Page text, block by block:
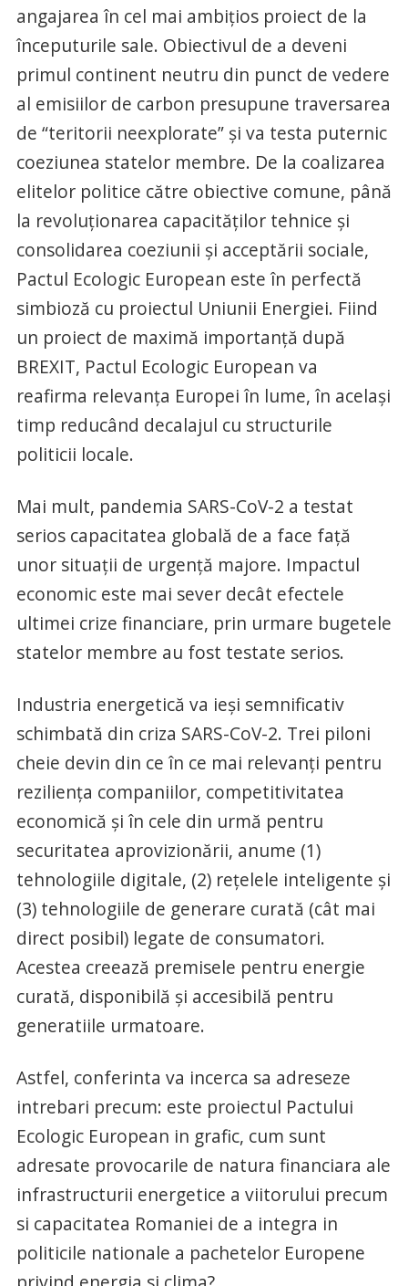
angajarea în cel mai ambițios proiect de la
începuturile sale. Obiectivul de a deveni
primul continent neutru din punct de vedere
al emisiilor de carbon presupune traversarea
de “teritorii neexplorate” și va testa puternic
coeziunea statelor membre. De la coalizarea
elitelor politice către obiective comune, până
la revoluționarea capacităților tehnice și
consolidarea coeziunii și acceptării sociale,
Pactul Ecologic European este în perfectă
simbioză cu proiectul Uniunii Energiei. Fiind
un proiect de maximă importanță după
BREXIT, Pactul Ecologic European va
reafirma relevanța Europei în lume, în același
timp reducând decalajul cu structurile
politicii locale.
Mai mult, pandemia SARS-CoV-2 a testat
serios capacitatea globală de a face față
unor situații de urgență majore. Impactul
economic este mai sever decât efectele
ultimei crize financiare, prin urmare bugetele
statelor membre au fost testate serios.
Industria energetică va ieși semnificativ
schimbată din criza SARS-CoV-2. Trei piloni
cheie devin din ce în ce mai relevanți pentru
reziliența companiilor, competitivitatea
economică și în cele din urmă pentru
securitatea aprovizionării, anume (1)
tehnologiile digitale, (2) rețelele inteligente și
(3) tehnologiile de generare curată (cât mai
direct posibil) legate de consumatori.
Acestea creează premisele pentru energie
curată, disponibilă și accesibilă pentru
generatiile urmatoare.
Astfel, conferinta va incerca sa adreseze
intrebari precum: este proiectul Pactului
Ecologic European in grafic, cum sunt
adresate provocarile de natura financiara ale
infrastructurii energetice a viitorului precum
si capacitatea Romaniei de a integra in
politicile nationale a pachetelor Europene